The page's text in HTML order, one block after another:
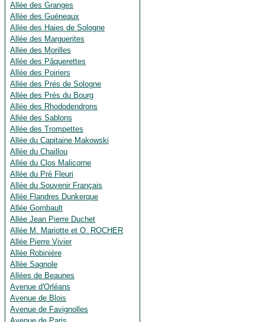
Allée des Granges
Allée des Guéneaux
Allée des Haies de Sologne
Allée des Marguerites
Allée des Morilles
Allée des Pâquerettes
Allée des Poiriers
Allée des Prés de Sologne
Allée des Prés du Bourg
Allée des Rhododendrons
Allée des Sablons
Allée des Trompettes
Allée du Capitaine Makowski
Allée du Chaillou
Allée du Clos Malicorne
Allée du Pré Fleuri
Allée du Souvenir Français
Allée Flandres Dunkerque
Allée Gombault
Allée Jean Pierre Duchet
Allée M. Mariotte et O. ROCHER
Allée Pierre Vivier
Allée Robinière
Allée Sagnole
Allées de Beaunes
Avenue d'Orléans
Avenue de Blois
Avenue de Favignolles